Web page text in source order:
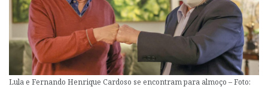
Lula e Fernando Henrique Cardoso se encontram para almoço – Foto: